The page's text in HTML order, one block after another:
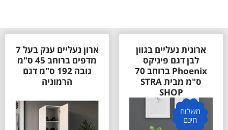
ארונית נעליים בגוון
לבן דגם פיניקס
Phoenix ברוחב 70
ס"מ מבית STRA
SHOP
משלוח
חינם
ארון נעליים ענק בעל 7
מדפים ברוחב 45 ס"מ
גובה 192 ס"מ דגם
הרמוניה